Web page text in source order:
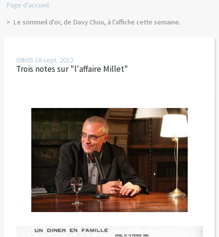
Page d'accueil
Le sommeil d'or, de Davy Chou, à l'affiche cette semaine.
09h05 18 sept. 2012
Trois notes sur "l'affaire Millet"